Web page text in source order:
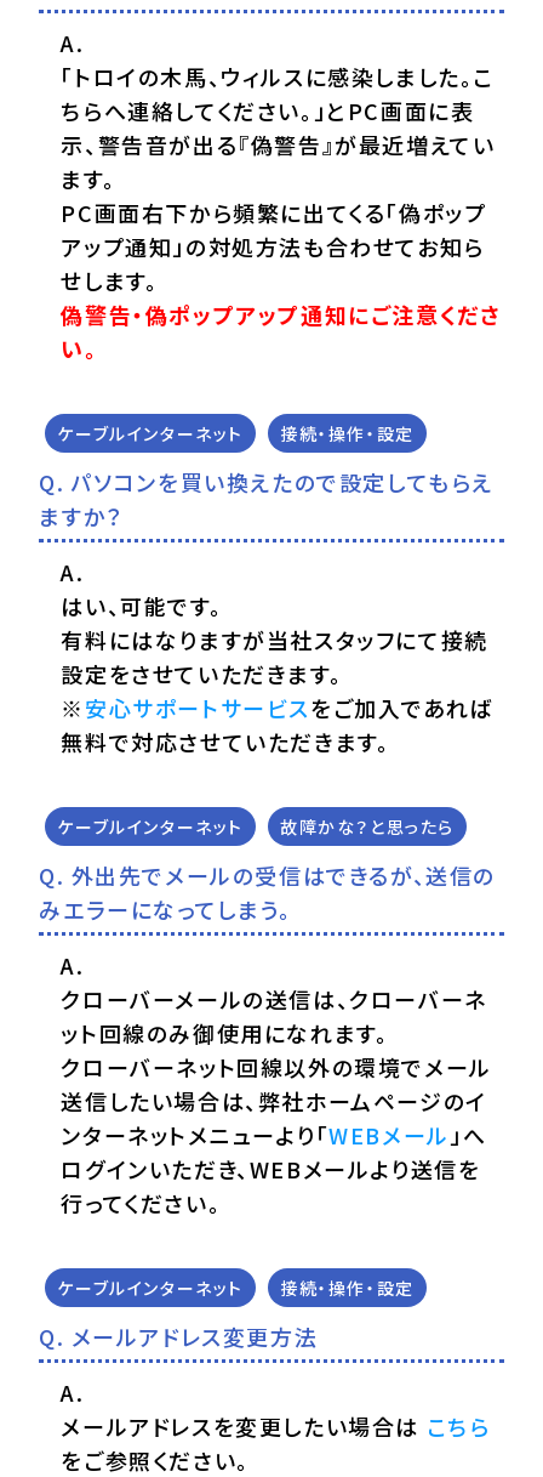
「トロイの木馬、ウィルスに感染しました。こ
ちらへ連絡してください。」とPC画面に表
示、警告音が出る『偽警告』が最近増えてい
ます。
PC画面右下から頻繁に出てくる「偽ポップ
アップ通知」の対処方法も合わせてお知ら
せします。
偽警告・偽ポップアップ通知にご注意くださ
い。
ケーブルインターネット 接続・操作・設定
パソコンを買い換えたので設定してもらえ
ますか？
はい、可能です。
有料にはなりますが当社スタッフにて接続
設定をさせていただきます。
※安心サポートサービスをご加入であれば
無料で対応させていただきます。
ケーブルインターネット 故障かな？と思ったら
外出先でメールの受信はできるが、送信の
みエラーになってしまう。
クローバーメールの送信は、クローバーネ
ット回線のみ御使用になれます。
クローバーネット回線以外の環境でメール
送信したい場合は、弊社ホームページのイ
ンターネットメニューより「WEBメール 」へ
ログインいただき、WEBメールより送信を
行ってください。
ケーブルインターネット 接続・操作・設定
メールアドレス変更方法
メールアドレスを変更したい場合は こちら
をご参照ください。